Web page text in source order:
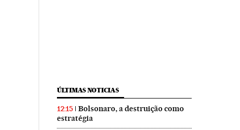
ÚLTIMAS NOTICIAS
12:15
Bolsonaro, a destruição como
estratégia